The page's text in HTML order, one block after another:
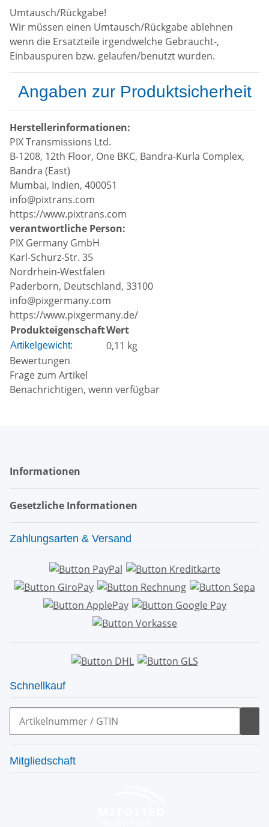
Umtausch/Rückgabe!
Wir müssen einen Umtausch/Rückgabe ablehnen
wenn die Ersatzteile irgendwelche Gebraucht-,
Einbauspuren bzw. gelaufen/benutzt wurden.
Angaben zur Produktsicherheit
Herstellerinformationen:
PIX Transmissions Ltd.
B-1208, 12th Floor, One BKC, Bandra-Kurla Complex,
Bandra (East)
Mumbai, Indien, 400051
info@pixtrans.com
https://www.pixtrans.com
verantwortliche Person:
PIX Germany GmbH
Karl-Schurz-Str. 35
Nordrhein-Westfalen
Paderborn, Deutschland, 33100
info@pixgermany.com
https://www.pixgermany.de/
ProdukteigenschaftWert
Artikelgewicht: 0,11 kg
Bewertungen
Frage zum Artikel
Benachrichtigen, wenn verfügbar
Informationen
Gesetzliche Informationen
Zahlungsarten & Versand
Schnellkauf
Mitgliedschaft